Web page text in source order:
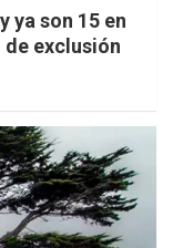
ya son 15 en
de exclusión